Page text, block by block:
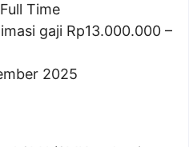
Time
gaji Rp13.000.000 –
2025